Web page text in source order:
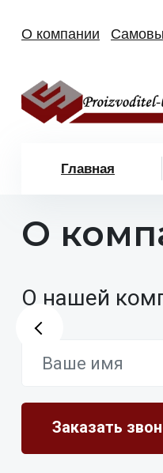
О компании
Главная
О
О нашей